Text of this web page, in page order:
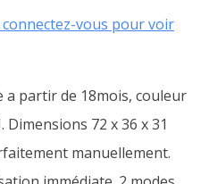
vous pour voir
partir de 18mois, couleur
Dimensions 72 x 36 x 31
manuellement.